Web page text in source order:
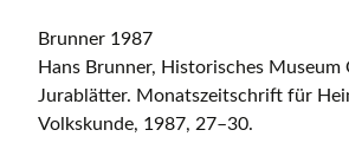
Brunner 1987
Hans Brunner, Historisches Museum
Jurablätter. Monatszeitschrift für
Volkskunde, 1987, 27–30.